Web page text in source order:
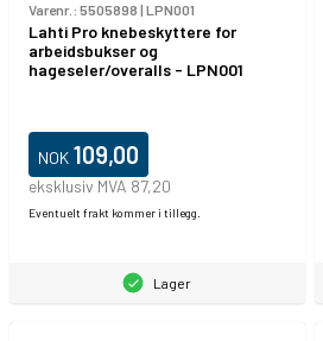
Varenr.: 5505898 | LPN001
Lahti Pro knebeskyttere for
arbeidsbukser og
hageseler/overalls - LPN001
NOK 109,00
eksklusiv MVA 87,20
Eventuelt frakt kommer i tillegg.
Lager